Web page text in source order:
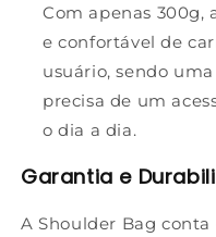
Com apenas 300g,
e confortável de
usuário, sendo
precisa de um
o dia a dia.
Garantia e
A Shoulder Bag conta